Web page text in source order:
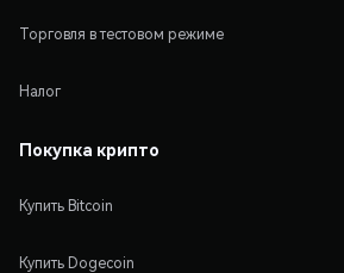
Торговля в тестовом режиме
Налог
Покупка крипто
Купить Bitcoin
Купить Dogecoin